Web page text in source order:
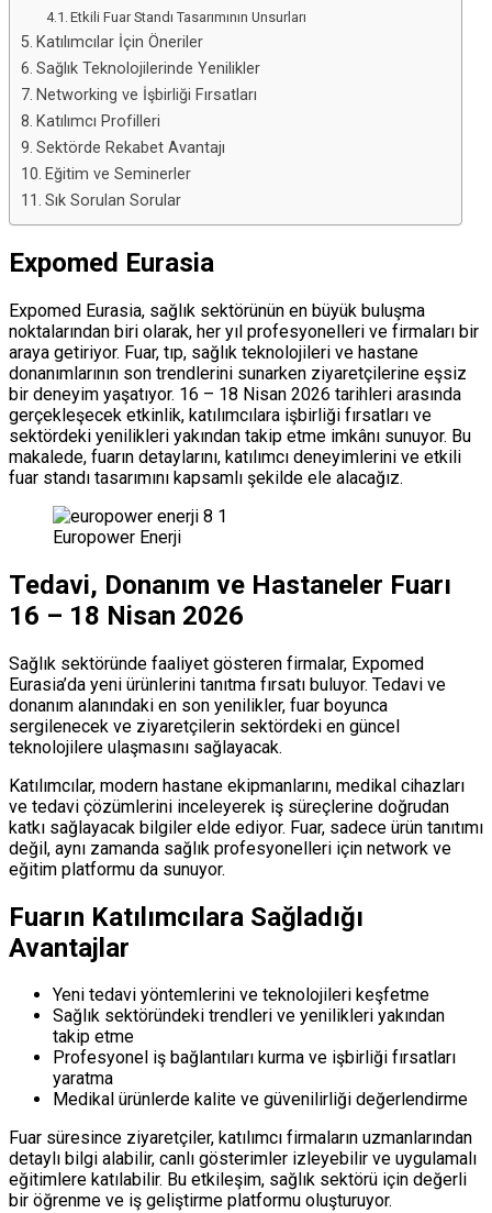
Etkili Fuar Standı Tasarımının Unsurları
Katılımcılar İçin Öneriler
Sağlık Teknolojilerinde Yenilikler
Networking ve İşbirliği Fırsatları
Katılımcı Profilleri
Sektörde Rekabet Avantajı
Eğitim ve Seminerler
Sık Sorulan Sorular
Expomed Eurasia
Expomed Eurasia, sağlık sektörünün en büyük buluşma
noktalarından biri olarak, her yıl profesyonelleri ve firmaları bir
araya getiriyor. Fuar, tıp, sağlık teknolojileri ve hastane
donanımlarının son trendlerini sunarken ziyaretçilerine eşsiz
bir deneyim yaşatıyor. 16 – 18 Nisan 2026 tarihleri arasında
gerçekleşecek etkinlik, katılımcılara işbirliği fırsatları ve
sektördeki yenilikleri yakından takip etme imkânı sunuyor. Bu
makalede, fuarın detaylarını, katılımcı deneyimlerini ve etkili
fuar standı tasarımını kapsamlı şekilde ele alacağız.
Europower Enerji
Tedavi, Donanım ve Hastaneler Fuarı
16 – 18 Nisan 2026
Sağlık sektöründe faaliyet gösteren firmalar, Expomed
Eurasia’da yeni ürünlerini tanıtma fırsatı buluyor. Tedavi ve
donanım alanındaki en son yenilikler, fuar boyunca
sergilenecek ve ziyaretçilerin sektördeki en güncel
teknolojilere ulaşmasını sağlayacak.
Katılımcılar, modern hastane ekipmanlarını, medikal cihazları
ve tedavi çözümlerini inceleyerek iş süreçlerine doğrudan
katkı sağlayacak bilgiler elde ediyor. Fuar, sadece ürün tanıtımı
değil, aynı zamanda sağlık profesyonelleri için network ve
eğitim platformu da sunuyor.
Fuarın Katılımcılara Sağladığı
Avantajlar
Yeni tedavi yöntemlerini ve teknolojileri keşfetme
Sağlık sektöründeki trendleri ve yenilikleri yakından
takip etme
Profesyonel iş bağlantıları kurma ve işbirliği fırsatları
yaratma
Medikal ürünlerde kalite ve güvenilirliği değerlendirme
Fuar süresince ziyaretçiler, katılımcı firmaların uzmanlarından
detaylı bilgi alabilir, canlı gösterimler izleyebilir ve uygulamalı
eğitimlere katılabilir. Bu etkileşim, sağlık sektörü için değerli
bir öğrenme ve iş geliştirme platformu oluşturuyor.